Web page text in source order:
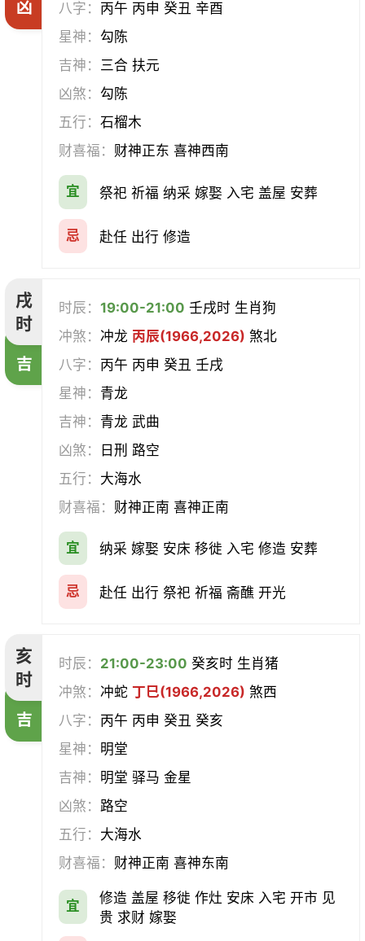
凶
八字： 丙午 丙申 癸丑 辛酉
星神： 勾陈
吉神： 三合 扶元
凶煞： 勾陈
五行：石榴木
财喜福： 财神正东 喜神西南
宜 祭祀 祈福 纳采 嫁娶 入宅 盖屋 安葬
忌 赴任 出行 修造
戌
时
吉
时辰：19:00-21:00 壬戌时 生肖狗
冲煞：冲龙 丙辰(1966,2026) 煞北
八字： 丙午 丙申 癸丑 壬戌
星神： 青龙
吉神： 青龙 武曲
凶煞：
日刑 路空
五行： 大海水
财喜福： 财神正南 喜神正南
宜 纳采 嫁娶 安床 移徙 入宅 修造 安葬
忌 赴任 出行 祭祀 祈福 斋醮 开光
亥
时
吉
时辰： 21:00-23:00 癸亥时 生肖猪
冲煞：冲蛇 丁巳(1966,2026) 煞西
八字： 丙午 丙申 癸丑 癸亥
星神： 明堂
吉神： 明堂 驿马 金星
凶煞： 路空
五行： 大海水
财喜福： 财神正南 喜神东南
宜
修造 盖屋 移徙 作灶 安床 入宅 开市 见
贵 求财 嫁娶